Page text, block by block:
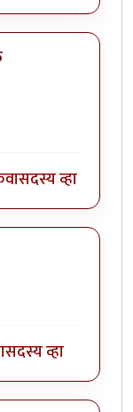
सदस्य व्हा
सदस्य व्हा